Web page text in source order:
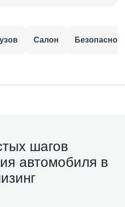
Салон
шагов
автомобиля в